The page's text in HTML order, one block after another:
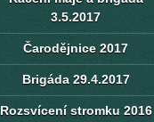
3.5.2017
Čarodějnice 2017
Brigáda 29.4.2017
Rozsvícení stromku 2016